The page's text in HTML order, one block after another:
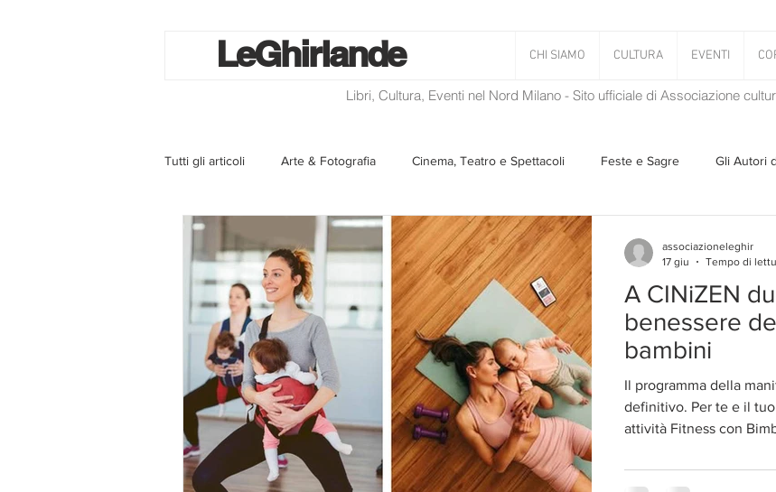
CHI SIAMO CULTURA EVENTI
LeGhirlande
Libri, Cultura, Eventi nel Nord Milano - Sito ufficiale di Associazione
Tutti gli articoli Arte & Fotografia Cinema, Teatro e Spettacoli Feste e Sagre Gli Autori
La lotteria degli scontrini Libri Musica Storie Taciute
Eventi ed iniziative Utilità Il Blog di Mirabilis Salvaguardia dell'ambiente
Homepage Progetti CiniZEN
A CINiZEN
benessere
bambini
Il programma della
definitivo. Per te e il
attività Fitness con
suo programma
associazioneleghir
17 giu
Tempo di